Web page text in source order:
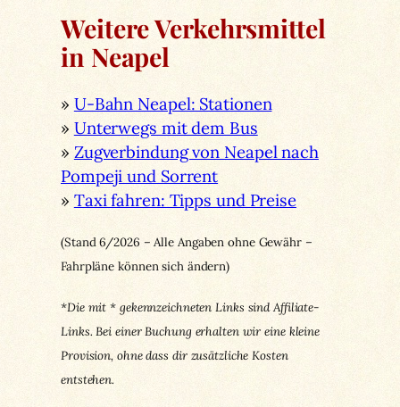
Weitere Verkehrsmittel
in Neapel
» U-Bahn Neapel: Stationen
» Unterwegs mit dem Bus
» Zugverbindung von Neapel nach
Pompeji und Sorrent
» Taxi fahren: Tipps und Preise
(Stand 6/2026 – Alle Angaben ohne Gewähr –
Fahrpläne können sich ändern)
*Die mit * gekennzeichneten Links sind Affiliate-
Links. Bei einer Buchung erhalten wir eine kleine
Provision, ohne dass dir zusätzliche Kosten
entstehen.